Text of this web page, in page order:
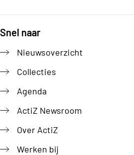
Snel naar
Nieuwsoverzicht
Collecties
Agenda
ActiZ Newsroom
Over ActiZ
Werken bij